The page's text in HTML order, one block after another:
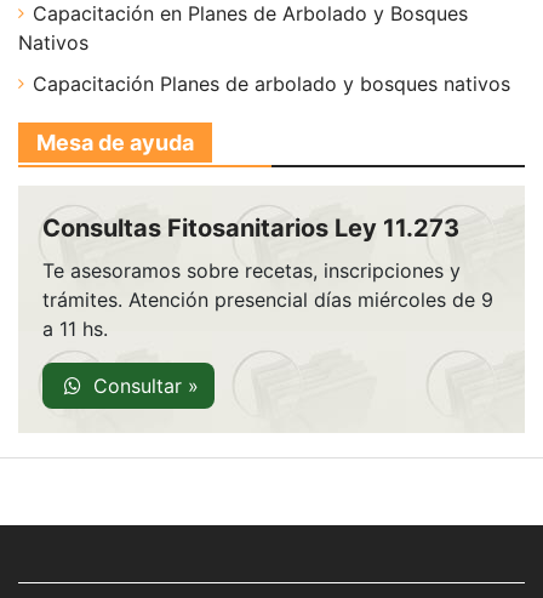
Capacitación en Planes de Arbolado y Bosques
Nativos
Capacitación Planes de arbolado y bosques nativos
Mesa de ayuda
Consultas Fitosanitarios Ley 11.273
Te asesoramos sobre recetas, inscripciones y
trámites. Atención presencial días miércoles de 9
a 11 hs.
Consultar »